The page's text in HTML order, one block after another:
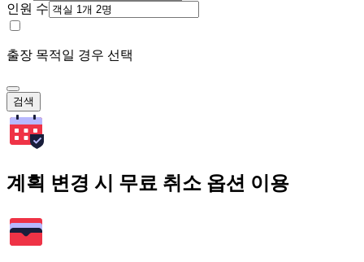
인원 수
출장 목적일 경우 선택
검색
계획 변경 시 무료 취소 옵션 이용